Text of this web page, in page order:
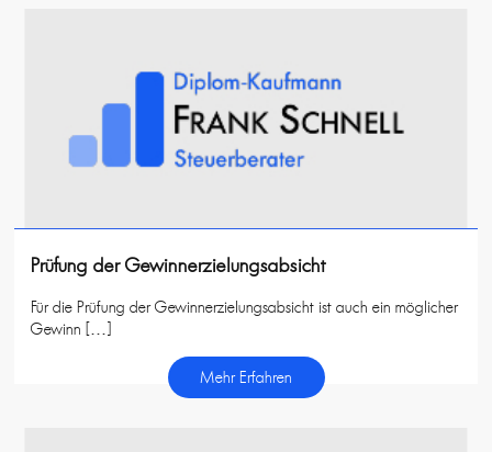
Prüfung der Gewinnerzielungsabsicht
Für die Prüfung der Gewinnerzielungsabsicht ist auch ein möglicher
Gewinn […]
Mehr Erfahren